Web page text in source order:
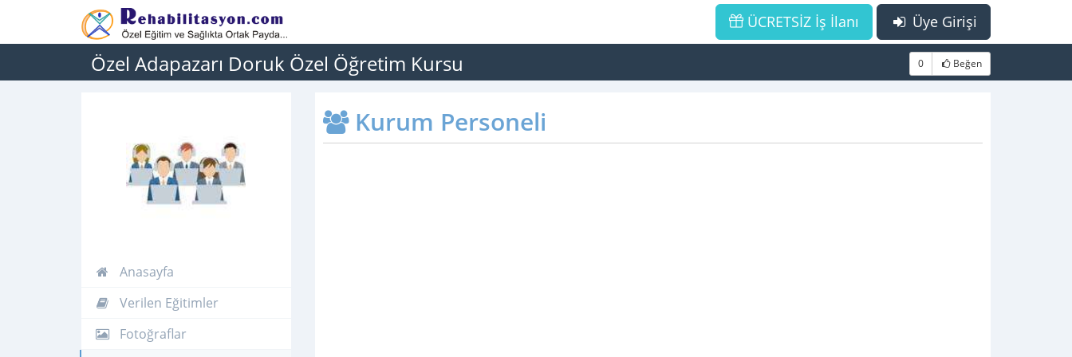
Üye Girişi
ÜCRETSİZ İş İlanı
Özel Adapazarı Doruk Özel Öğretim Kursu 0 Beğen
Anasayfa
Verilen Eğitimler
Fotoğraflar
Kurum Personeli